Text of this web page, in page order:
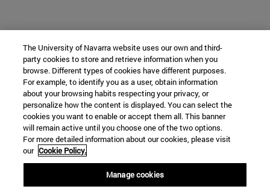
The University of Navarra website uses our own and third-
party cookies to store and retrieve information when you
browse. Different types of cookies have different purposes.
For example, to identify you as a user, obtain information
about your browsing habits respecting your privacy, or
personalize how the content is displayed. You can select the
cookies you want to enable or accept them all. This banner
will remain active until you choose one of the two options.
For more detailed information about our cookies, please visit
our Cookie Policy.
Manage cookies